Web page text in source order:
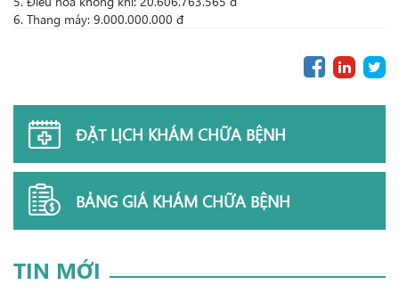
6. Thang máy: 9.000.000.000 đ
ĐẶT LỊCH KHÁM CHỮA BỆNH
BẢNG GIÁ KHÁM CHỮA BỆNH
TIN MỚI